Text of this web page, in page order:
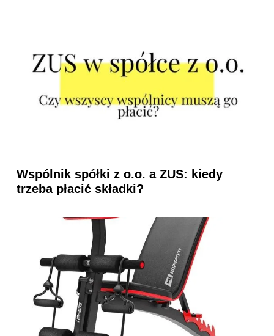
Wspólnik spółki z o.o. a ZUS: kiedy
trzeba płacić składki?